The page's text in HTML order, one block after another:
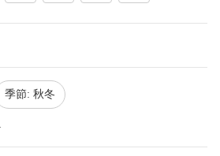
季節: 秋冬